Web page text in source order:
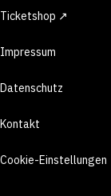
Ticketshop ↗
Impressum
Datenschutz
Kontakt
Cookie-Einstellungen